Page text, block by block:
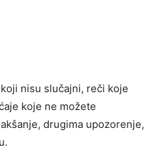
nisu slučajni, reči koje
koje ne možete
drugima upozorenje,